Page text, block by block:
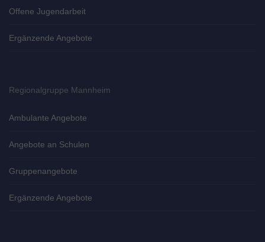
Offene Jugendarbeit
Ergänzende Angebote
Regionalgruppe Mannheim
Ambulante Angebote
Angebote an Schulen
Gruppenangebote
Ergänzende Angebote